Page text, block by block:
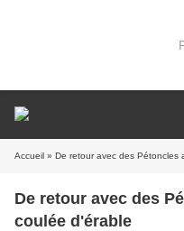
Accueil » De retour avec des Pétoncles
De retour avec des
coulée d'érable